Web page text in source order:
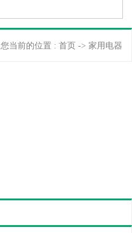
您当前的位置 : 首页 -> 家用电器